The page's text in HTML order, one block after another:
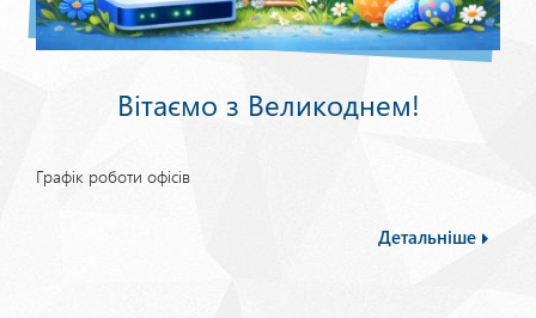
Вітаємо з Великоднем!
Графік роботи офісів
Детальніше